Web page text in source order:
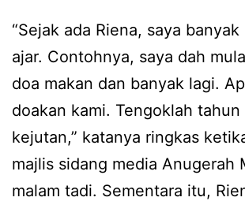
“Sejak ada Riena, saya
ajar. Contohnya, saya dah
doa makan dan banyak lagi.
doakan kami. Tengoklah
kejutan,” katanya ringkas
majlis sidang media Anugerah
malam tadi. Sementara itu,